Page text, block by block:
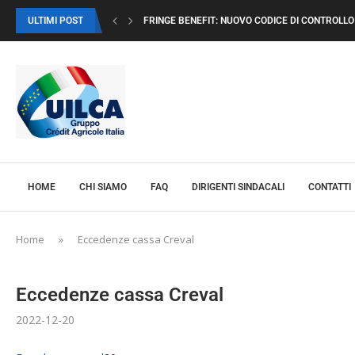
ULTIMI POST FRINGE BENEFIT: NUOVO CODICE DI
HOME CHI SIAMO FAQ DIRIGENTI SINDACALI CONTATTI
Home » Eccedenze cassa Creval
Eccedenze cassa Creval
2022-12-20